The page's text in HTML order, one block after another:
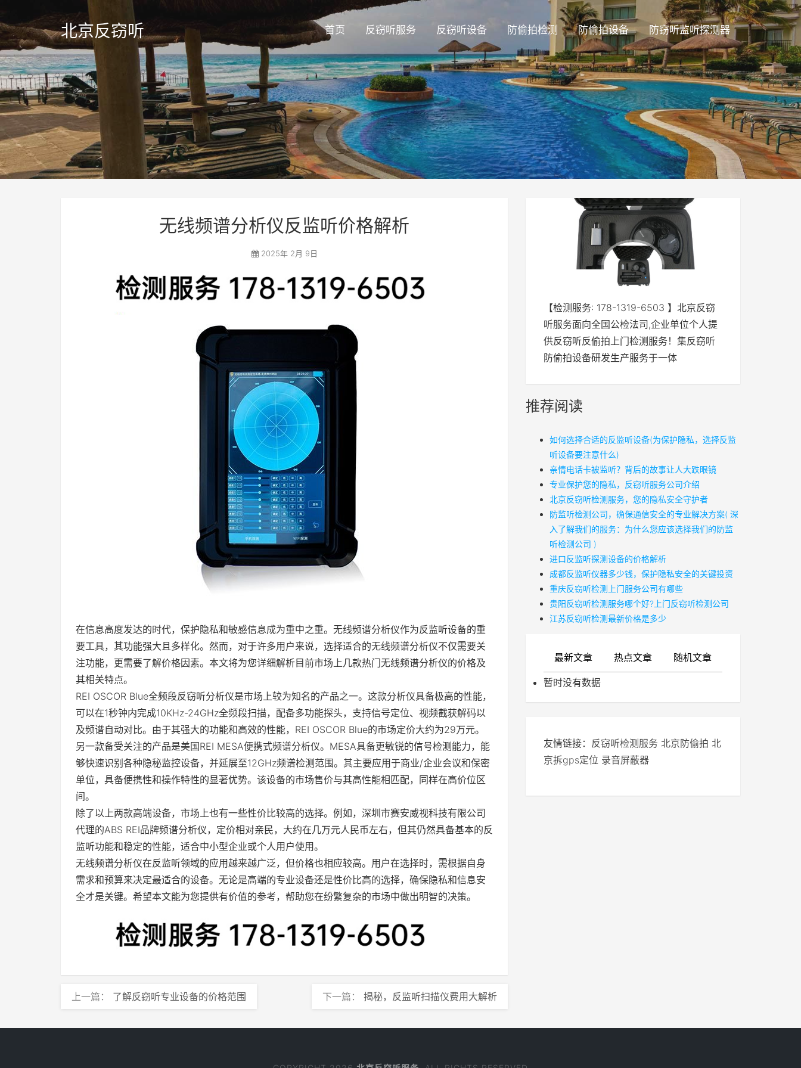
北京反窃听 首页 反窃听服务 反窃听设备 防偷拍检测 防偷拍设备 防窃听监听探测器
无线频谱分析仪反监听价格解析
2025年 2月 9日
在信息高度发达的时代，保护隐私和敏感信息成为重中之重。无线频谱分析仪作为反监听设备的重
要工具，其功能强大且多样化。然而，对于许多用户来说，选择适合的无线频谱分析仪不仅需要关
注功能，更需要了解价格因素。本文将为您详细解析目前市场上几款热门无线频谱分析仪的价格及
其相关特点。
REI OSCOR Blue全频段反窃听分析仪是市场上较为知名的产品之一。这款分析仪具备极高的性能，
可以在1秒钟内完成10KHz-24GHz全频段扫描，配备多功能探头，支持信号定位、视频截获解码以
及频谱自动对比。由于其强大的功能和高效的性能，REI OSCOR Blue的市场定价大约为29万元。
另一款备受关注的产品是美国REI MESA便携式频谱分析仪。MESA具备更敏锐的信号检测能力，能
够快速识别各种隐秘监控设备，并延展至12GHz频谱检测范围。其主要应用于商业/企业会议和保密
单位，具备便携性和操作特性的显著优势。该设备的市场售价与其高性能相匹配，同样在高价位区
间。
除了以上两款高端设备，市场上也有一些性价比较高的选择。例如，深圳市赛安威视科技有限公司
代理的ABS REI品牌频谱分析仪，定价相对亲民，大约在几万元人民币左右，但其仍然具备基本的反
监听功能和稳定的性能，适合中小型企业或个人用户使用。
无线频谱分析仪在反监听领域的应用越来越广泛，但价格也相应较高。用户在选择时，需根据自身
需求和预算来决定最适合的设备。无论是高端的专业设备还是性价比高的选择，确保隐私和信息安
全才是关键。希望本文能为您提供有价值的参考，帮助您在纷繁复杂的市场中做出明智的决策。
上一篇： 了解反窃听专业设备的价格范围 下一篇： 揭秘，反监听扫描仪费用大解析
【检测服务: 178-1319-6503 】北京反窃
听服务面向全国公检法司,企业单位个人提
供反窃听反偷拍上门检测服务！集反窃听
防偷拍设备研发生产服务于一体
推荐阅读
如何选择合适的反监听设备(为保护隐私，选择反监
听设备要注意什么)
亲情电话卡被监听？背后的故事让人大跌眼镜
专业保护您的隐私，反窃听服务公司介绍
北京反窃听检测服务，您的隐私安全守护者
防监听检测公司，确保通信安全的专业解决方案( 深
入了解我们的服务：为什么您应该选择我们的防监
听检测公司 )
进口反监听探测设备的价格解析
成都反监听仪器多少钱，保护隐私安全的关键投资
重庆反窃听检测上门服务公司有哪些
贵阳反窃听检测服务哪个好?上门反窃听检测公司
江苏反窃听检测最新价格是多少
最新文章 热点文章 随机文章
暂时没有数据
友情链接： 反窃听检测服务 北京防偷拍 北
京拆gps定位 录音屏蔽器